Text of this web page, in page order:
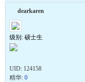
dearkaren
级别: 硕士生
UID: 124158
精华: 0